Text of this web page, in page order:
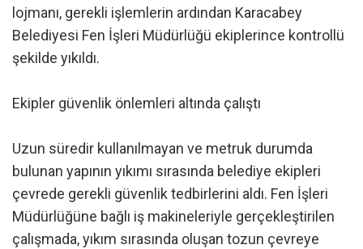
lojmanı, gerekli işlemlerin ardından Karacabey
Belediyesi Fen İşleri Müdürlüğü ekiplerince kontrollü
şekilde yıkıldı.
Ekipler güvenlik önlemleri altında çalıştı
Uzun süredir kullanılmayan ve metruk durumda
bulunan yapının yıkımı sırasında belediye ekipleri
çevrede gerekli güvenlik tedbirlerini aldı. Fen İşleri
Müdürlüğüne bağlı iş makineleriyle gerçekleştirilen
çalışmada, yıkım sırasında oluşan tozun çevreye